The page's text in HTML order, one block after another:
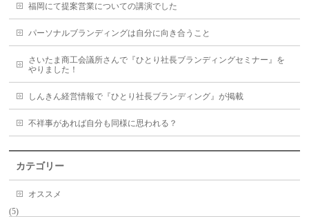
福岡にて提案営業についての講演でした
パーソナルブランディングは自分に向き合うこと
さいたま商工会議所さんで『ひとり社長ブランディングセミナー』を
やりました！
しんきん経営情報で『ひとり社長ブランディング』が掲載
不祥事があれば自分も同様に思われる？
カテゴリー
オススメ
(5)